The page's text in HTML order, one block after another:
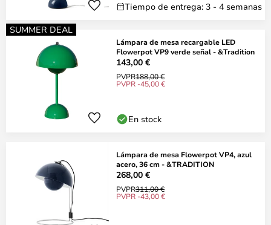
Tiempo de entrega: 3 - 4 semanas
SUMMER DEAL
Lámpara de mesa recargable LED
Flowerpot VP9 verde señal - &Tradition
143,00 €
PVPR188,00 €
PVPR -45,00 €
En stock
Lámpara de mesa Flowerpot VP4, azul
acero, 36 cm - &TRADITION
268,00 €
PVPR311,00 €
PVPR -43,00 €